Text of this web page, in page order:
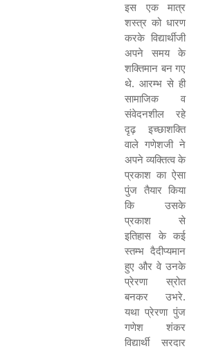
इस एक मात्र
शस्त्र को धारण
करके विद्यार्थीजी
अपने समय के
शक्तिमान बन गए
थे. आरम्भ से ही
सामाजिक व
संवेदनशील रहे
दृढ़ इच्छाशक्ति
वाले गणेशजी ने
अपने व्यक्तित्व के
प्रकाश का ऐसा
पुंज तैयार किया
कि उसके
प्रकाश से
इतिहास के कई
स्तम्भ दैदीप्यमान
हुए और वे उनके
प्रेरणा स्रोत
बनकर उभरे.
यथा प्रेरणा पुंज
गणेश शंकर
विद्यार्थी सरदार